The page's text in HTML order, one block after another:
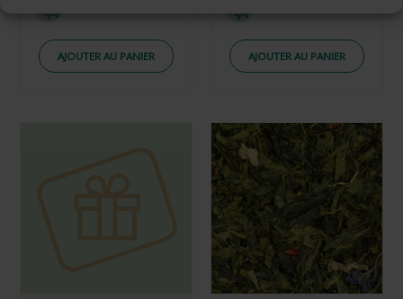
AJOUTER AU PANIER AJOUTER AU PANIER